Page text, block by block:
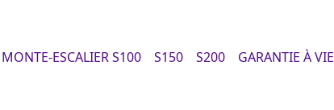
MONTE-ESCALIER S100 S150 S200 GARANTIE À VIE